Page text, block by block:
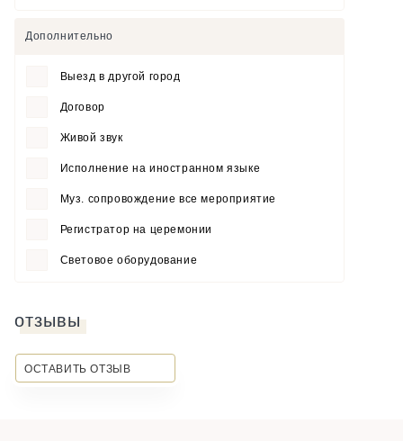
Дополнительно
Выезд в другой город
Договор
Живой звук
Исполнение на иностранном языке
Муз. сопровождение все мероприятие
Регистратор на церемонии
Световое оборудование
отзывы
ОСТАВИТЬ ОТЗЫВ